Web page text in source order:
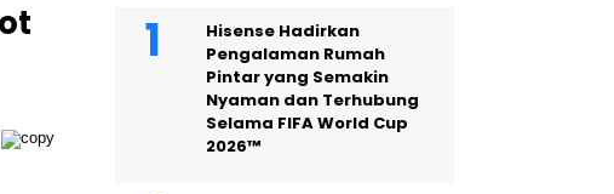
Hisense Hadirkan
Pengalaman Rumah
Pintar yang Semakin
Nyaman dan Terhubung
Selama FIFA World Cup
2026™